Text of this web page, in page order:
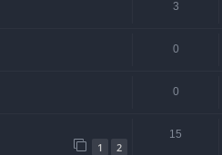
3
0
0
1 2
15